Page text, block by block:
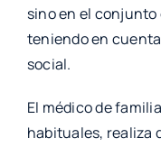
sino en el conjunto
teniendo en
social.
El médico de
habituales, realiza